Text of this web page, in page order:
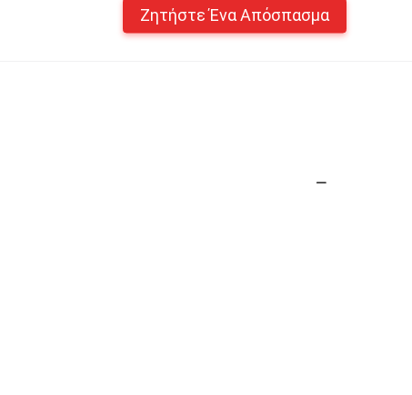
Ζητήστε Ένα Απόσπασμα